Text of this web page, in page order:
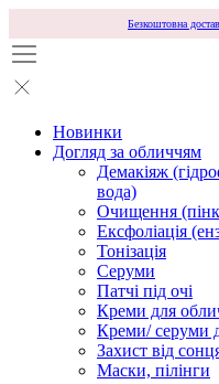
Безкоштовна
Новинки
Догляд за обличчям
Демакіяж
вода)
Очищення
Ексфоліація
Тонізація
Серуми
Патчі під очі
Креми для
Креми/ серуми
Захист від
Маски, пілінги